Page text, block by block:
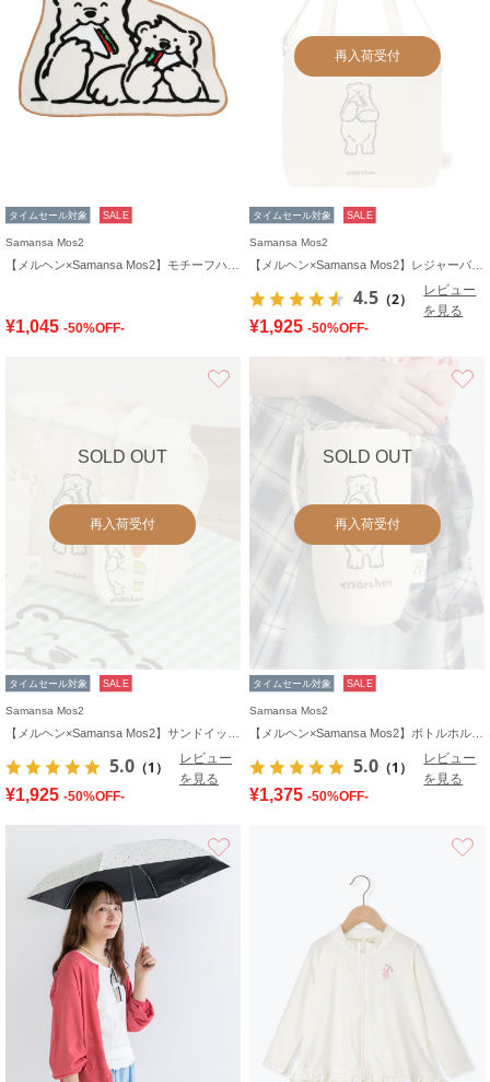
タイムセール対象 SALE
Samansa Mos2
¥1,045 -50%OFF-
再入荷受付
タイムセール対象 SALE
Samansa Mos2
4.5 （2）
レビュー
を見る
¥1,925 -50%OFF-
SOLD OUT
再入荷受付
タイムセール対象 SALE
Samansa Mos2
5.0 （1）
レビュー
を見る
¥1,925 -50%OFF-
SOLD OUT
再入荷受付
タイムセール対象 SALE
Samansa Mos2
5.0 （1）
レビュー
を見る
¥1,375 -50%OFF-